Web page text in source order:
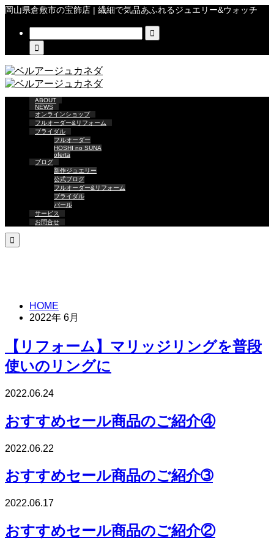
岡山県倉敷市の宝飾店 | 繊細で気品あふれるジュエリー&ウォッチ


ABOUT
NEWS
オンラインショップ
フルオーダー&リフォーム
ブライダル
フルオーダー
HOSHI no SUNA
oferta
ブログ
新作ジュエリー
公式ブログ
フルオーダー&リフォーム
ブライダル
パール
サービス
お問合せ

HOME
2022年 6月
【リフォーム】マリッジリングを普段
使いのリングに
2022.06.24
おすすめセール商品のご紹介④
2022.06.22
おすすめセール商品のご紹介➂
2022.06.17
おすすめセール商品のご紹介②